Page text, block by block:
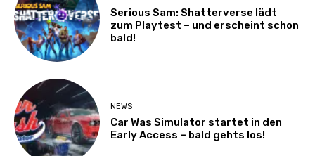
Serious Sam: Shatterverse lädt
zum Playtest – und erscheint schon
bald!
NEWS
Car Was Simulator startet in den
Early Access – bald gehts los!